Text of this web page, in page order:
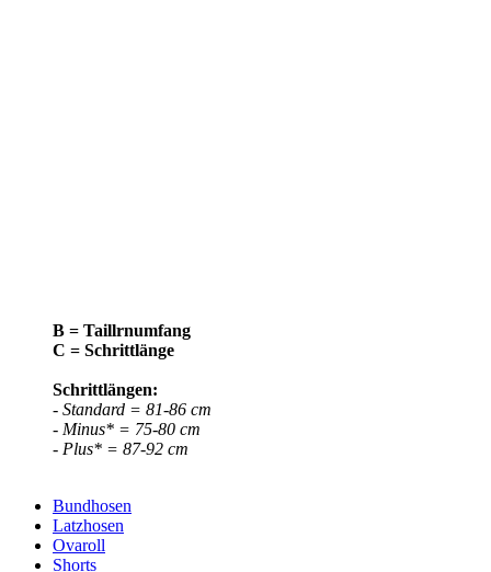
B = Taillrnumfang
C = Schrittlänge
Schrittlängen:
- Standard = 81-86 cm
- Minus* = 75-80 cm
- Plus* = 87-92 cm
Bundhosen
Latzhosen
Ovaroll
Shorts